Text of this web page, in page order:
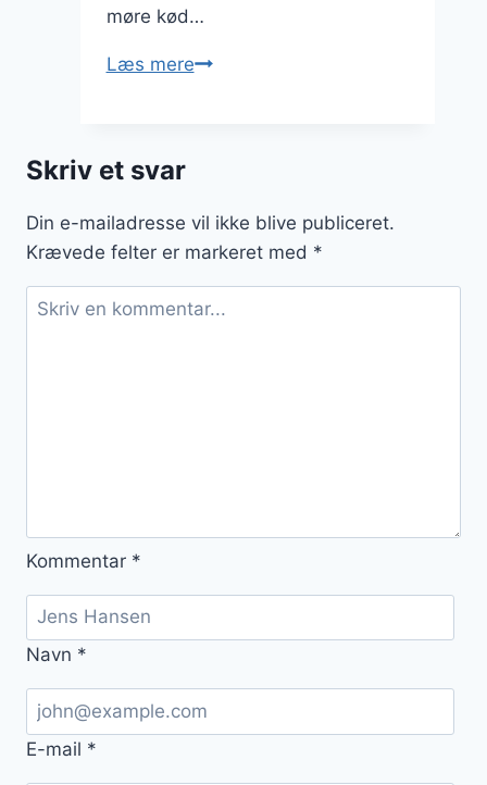
møre kød…
Læs mereTortilla
Skriv et svar
Din e-mailadresse vil ikke blive publiceret.
Krævede felter er markeret med *
Kommentar *
Navn *
E-mail *